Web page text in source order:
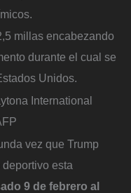
millas encabezando
durante el cual se
Unidos.
International
vez que Trump
esta
9 de febrero al